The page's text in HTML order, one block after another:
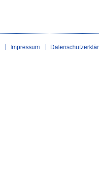
Impressum